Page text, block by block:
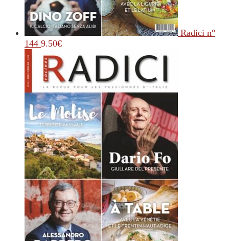
Radici n°
144 9.50€